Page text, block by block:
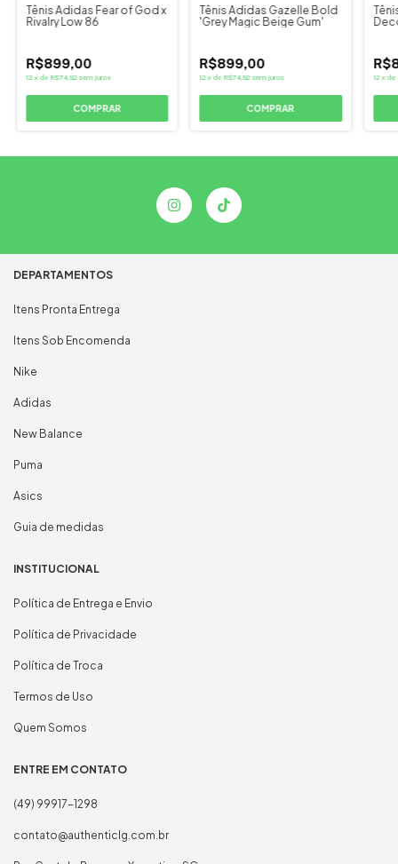
Tênis Adidas Fear of God x
Rivalry Low 86
R$899,00
12 x de R$74,92 sem juros
COMPRAR
Tênis Adidas Gazelle Bold
'Grey Magic Beige Gum'
R$899,00
12 xde R$74,92 sem juros
COMPRAR
12 xde
DEPARTAMENTOS
Itens Pronta Entrega
Itens Sob Encomenda
Nike
Adidas
New Balance
Puma
Asics
Guia de medidas
INSTITUCIONAL
Política de Entrega e Envio
Política de Privacidade
Política de Troca
Termos de Uso
Quem Somos
ENTRE EM CONTATO
(49) 99917-1298
contato@authenticlg.com.br